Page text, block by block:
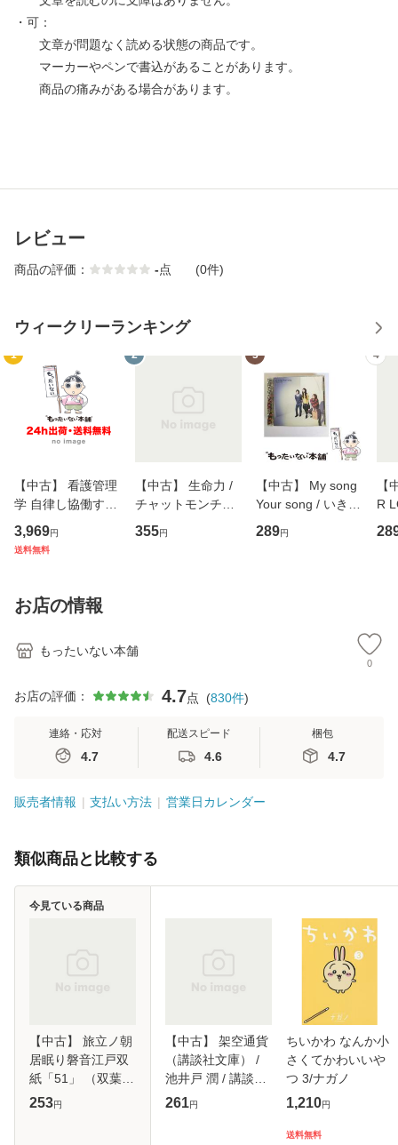
・可：
文章が問題なく読める状態の商品です。
マーカーやペンで書込があることがあります。
商品の痛みがある場合があります。
レビュー
商品の評価： -点 (0件)
ウィークリーランキング
1
【中古】 看護管理
学 自律し協働する
専門職の看護マネ
ジメントスキル 改
恵 藤本幸三 / 南江
堂 [単行
3,969円
送料無料
2
【中古】 生命力 /
チャットモンチー /
キューンレコード
[CD]【メール便送
355円
3
【中古】 My song
Your song / いきも
のがかり / [CD]
【メール便送料無
289円
4
【
R
産
お店の情報
もったいない本舗
0
お店の評価： 4.7点 (830件)
連絡・応対
4.7
配送スピード
4.6
梱包
4.7
販売者情報 支払い方法 営業日カレンダー
類似商品と比較する
【中古】 旅立ノ朝
居眠り磐音江戸双
紙「51」 （双葉文
庫） / 佐伯 泰英 /
253円
今見ている商品
【中古】 架空通貨
（講談社文庫） /
池井戸 潤 / 講談社
[文庫]【メール便送
261円
ちいかわ なんか小
さくてかわいいや
つ 3/ナガノ
1,210円
送料無料